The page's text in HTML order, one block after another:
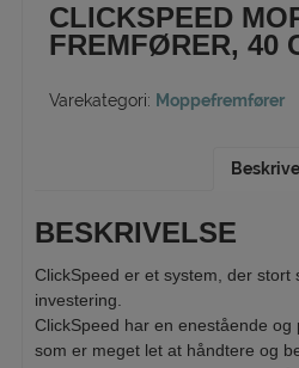
CLICKSPEED
FREMFØRER, 40
Varekategori: Moppefremfører
BESKRIVELSE
ClickSpeed er et system, der
investering.
ClickSpeed har en enestående og
som er meget let at håndtere og